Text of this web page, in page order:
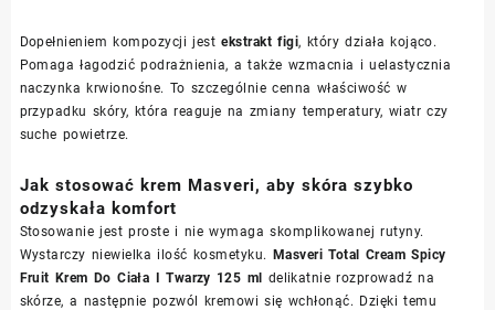
Dopełnieniem kompozycji jestekstrakt figi, który działa kojąco.
Pomaga łagodzić podrażnienia, a także wzmacnia i uelastycznia
naczynka krwionośne. To szczególnie cenna właściwość w
przypadku skóry, która reaguje na zmiany temperatury, wiatr czy
suche powietrze.
Jak stosować krem Masveri, aby skóra szybko
odzyskała komfort
Stosowanie jest proste i nie wymaga skomplikowanej rutyny.
Wystarczy niewielka ilość kosmetyku. Masveri Total Cream Spicy
Fruit Krem Do Ciała I Twarzy 125 ml delikatnie rozprowadź na
skórze, a następnie pozwól kremowi się wchłonąć. Dzięki temu